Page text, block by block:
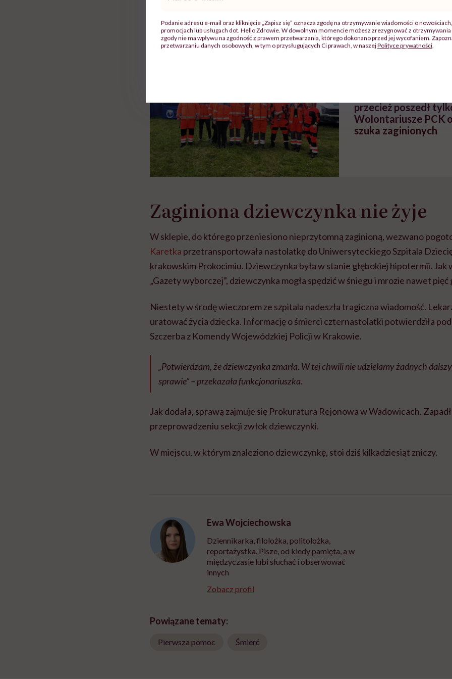
w tym może chyba tylko
głupota i brak wyobraźni"
kobiet w ciąży na rynku
pracy
warsztat
ekspercki
„Pewien pan wrócił
przecież poszedł
Wolontariusze PCK
szuka zaginionych
Zaginiona dziewczynka nie żyje
W sklepie, do którego przeniesiono nieprzytomną zaginioną, wezwano
Karetka przetransportowała nastolatkę do Uniwersyteckiego Szpitala
krakowskim Prokocimiu. Dziewczynka była w stanie głębokiej hipotermii. Jak
„Gazety wyborczej”, dziewczynka mogła spędzić w śniegu i mrozie nawet pięć
Niestety w środę wieczorem ze szpitala nadeszła tragiczna wiadomość.
uratować życia dziecka. Informację o śmierci czternastolatki potwierdziła
Szczerba z Komendy Wojewódzkiej Policji w Krakowie.
„Potwierdzam, że dziewczynka zmarła. W tej chwili nie udzielamy żadnych
sprawie” – przekazała funkcjonariuszka.
Jak dodała, sprawą zajmuje się Prokuratura Rejonowa w Wadowicach.
przeprowadzeniu sekcji zwłok dziewczynki.
W miejscu, w którym znaleziono dziewczynkę, stoi dziś kilkadziesiąt zniczy.
Ewa Wojciechowska
Dziennikarka, filolożka, politolożka,
reportażystka. Pisze, od kiedy pamięta, a w
międzyczasie lubi słuchać i obserwować
innych
Zobacz profil
Powiązane tematy:
Pierwsza pomoc Śmierć
mail*
Podanie adresu e-mail oraz kliknięcie „Zapisz się” oznacza zgodę na otrzymywanie wiadomości o
promocjach lub usługach dot. Hello Zdrowie. W dowolnym momencie możesz zrezygnować z
zgody nie ma wpływu na zgodność z prawem przetwarzania, którego dokonano przed jej wycofaniem.
przetwarzaniu danych osobowych, w tym o przysługujących Ci prawach, w naszejPolityce prywatności.